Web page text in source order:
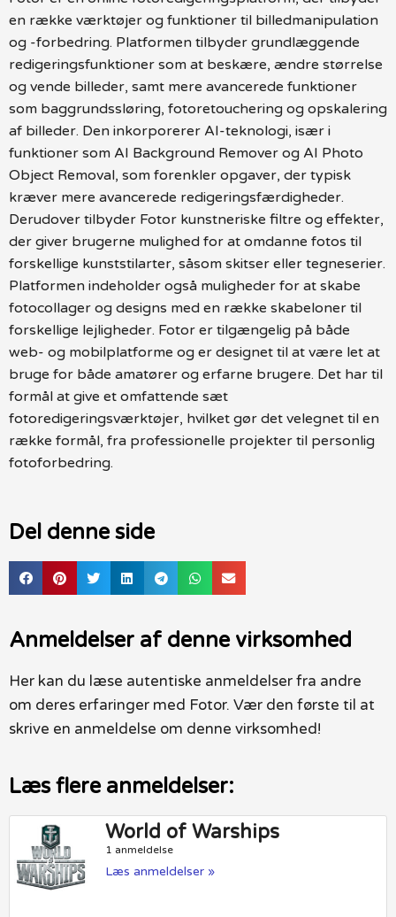
en række værktøjer og funktioner til billedmanipulation
og -forbedring. Platformen tilbyder grundlæggende
redigeringsfunktioner som at beskære, ændre størrelse
og vende billeder, samt mere avancerede funktioner
som baggrundssløring, fotoretouchering og opskalering
af billeder. Den inkorporerer AI-teknologi, især i
funktioner som AI Background Remover og AI Photo
Object Removal, som forenkler opgaver, der typisk
kræver mere avancerede redigeringsfærdigheder.
Derudover tilbyder Fotor kunstneriske filtre og effekter,
der giver brugerne mulighed for at omdanne fotos til
forskellige kunststilarter, såsom skitser eller tegneserier.
Platformen indeholder også muligheder for at skabe
fotocollager og designs med en række skabeloner til
forskellige lejligheder. Fotor er tilgængelig på både
web- og mobilplatforme og er designet til at være let at
bruge for både amatører og erfarne brugere. Det har til
formål at give et omfattende sæt
fotoredigeringsværktøjer, hvilket gør det velegnet til en
række formål, fra professionelle projekter til personlig
fotoforbedring.
Del denne side
Anmeldelser af denne virksomhed
Her kan du læse autentiske anmeldelser fra andre
om deres erfaringer med Fotor. Vær den første til at
skrive en anmeldelse om denne virksomhed!
Læs flere anmeldelser:
World of Warships
1 anmeldelse
Læs anmeldelser »